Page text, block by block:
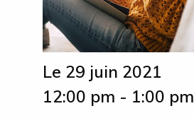
Le 29 juin 2021
12:00 pm - 1:00 pm